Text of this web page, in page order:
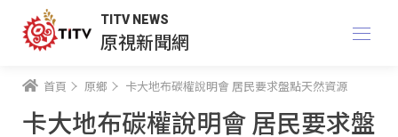
TITV NEWS
原視新聞網
首頁 原鄉 卡大地布碳權說明會 居民要求盤點天然資源
卡大地布碳權說明會 居民要求盤